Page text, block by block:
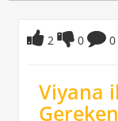
2 0 0
Viyana